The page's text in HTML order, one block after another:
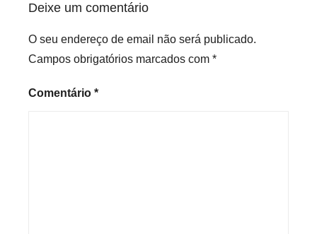
Deixe um comentário
O seu endereço de email não será publicado.
Campos obrigatórios marcados com *
Comentário *